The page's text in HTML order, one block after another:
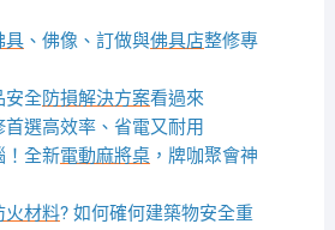
具、佛像、訂做與佛具店整修專
安全防損解決方案看過來
首選高效率、省電又耐用
！全新電動麻將桌，牌咖聚會神
火材料? 如何確何建築物安全重